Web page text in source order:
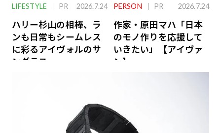
LIFESTYLE PR 2026.7.24
ハリー杉山の相棒、ラ
ンも日常もシームレス
に彩るアイヴォルのサ
ングラス
PERSON PR 2026.7.24
作家・原田マハ「日本
のモノ作りを応援して
いきたい」【アイヴァ
ン】